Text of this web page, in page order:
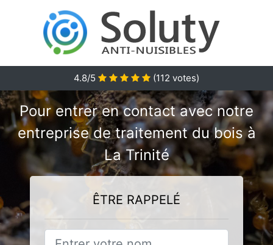
4.8/5 (112 votes)
Pour entrer en contact avec notre
entreprise de traitement du bois à
La Trinité
ÊTRE RAPPELÉ